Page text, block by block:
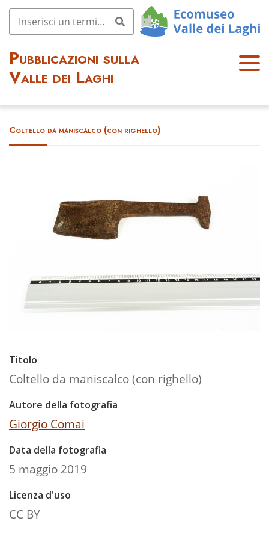
Pubblicazioni sulla
Valle dei Laghi
OPE
Coltello da maniscalco (con righello)
Titolo
Coltello da maniscalco (con righello)
Autore della fotografia
Giorgio Comai
Data della fotografia
5 maggio 2019
Licenza d'uso
CC BY